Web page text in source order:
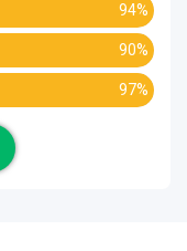
94%
90%
97%